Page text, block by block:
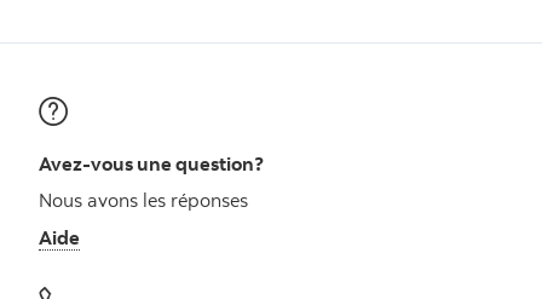
Avez-vous une question?
Nous avons les réponses
Aide